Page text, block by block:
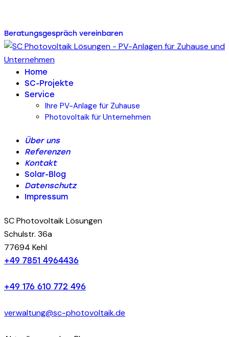
Beratungsgespräch vereinbaren
Home
SC-Projekte
Service
Ihre PV-Anlage für Zuhause
Photovoltaik für Unternehmen
Über uns
Referenzen
Kontakt
Solar-Blog
Datenschutz
Impressum
SC Photovoltaik Lösungen
Schulstr. 36a
77694 Kehl
+49 7851 4964436
+49 176 610 772 496
verwaltung@sc-photovoltaik.de